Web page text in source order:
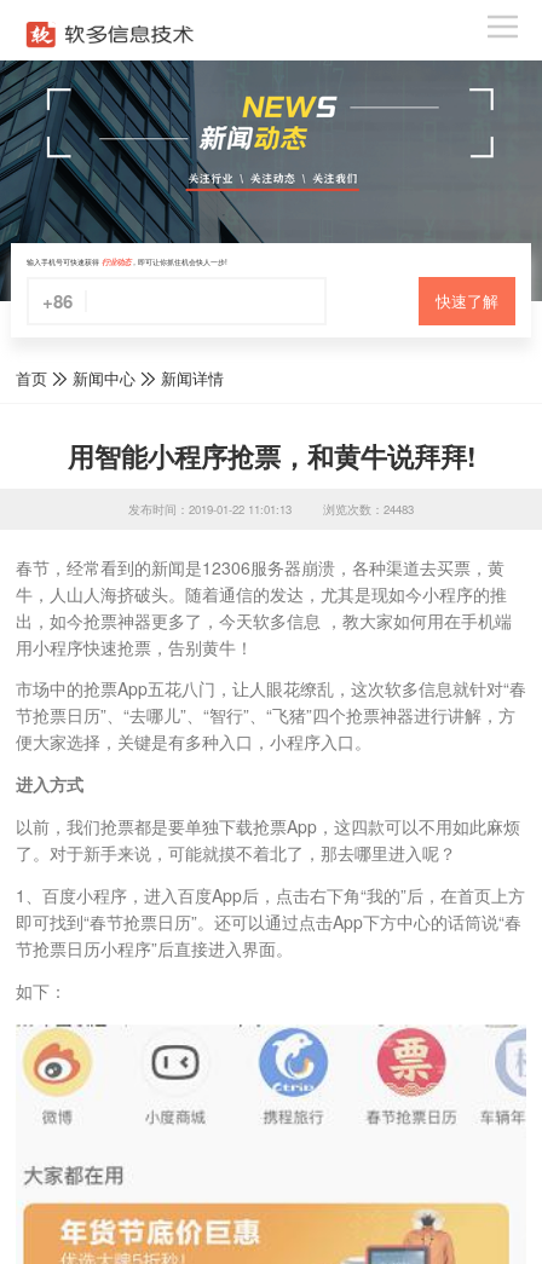
输入手机号可快速获得 行业动态，即可让你抓住机会快人一步!
+86 快速了解
首页 新闻中心 新闻详情
用智能小程序抢票，和黄牛说拜拜!
发布时间：2019-01-22 11:01:13 浏览次数：24483
春节，经常看到的新闻是12306服务器崩溃，各种渠道去买票，黄
牛，人山人海挤破头。随着通信的发达，尤其是现如今小程序的推
出，如今抢票神器更多了，今天软多信息 ，教大家如何用在手机端
用小程序快速抢票，告别黄牛！
市场中的抢票App五花八门，让人眼花缭乱，这次软多信息就针对“春
节抢票日历”、“去哪儿”、“智行”、“飞猪”四个抢票神器进行讲解，方
便大家选择，关键是有多种入口，小程序入口。
进入方式
以前，我们抢票都是要单独下载抢票App，这四款可以不用如此麻烦
了。对于新手来说，可能就摸不着北了，那去哪里进入呢？
1、百度小程序，进入百度App后，点击右下角“我的”后，在首页上方
即可找到“春节抢票日历”。还可以通过点击App下方中心的话筒说“春
节抢票日历小程序”后直接进入界面。
如下：